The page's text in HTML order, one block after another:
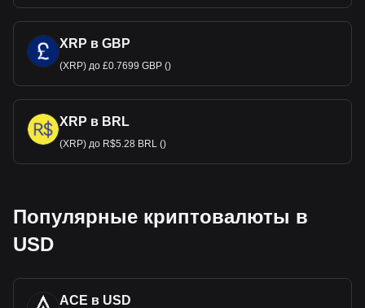
XRP в GBP
(XRP) до £0.7699 GBP ()
XRP в BRL
(XRP) до R$5.28 BRL ()
Популярные криптовалюты в
USD
ACE в USD